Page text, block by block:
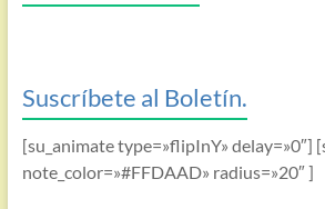
Suscríbete al Boletín.
[su_animate type=»flipInY» delay=»0″]
note_color=»#FFDAAD» radius=»20″ ]